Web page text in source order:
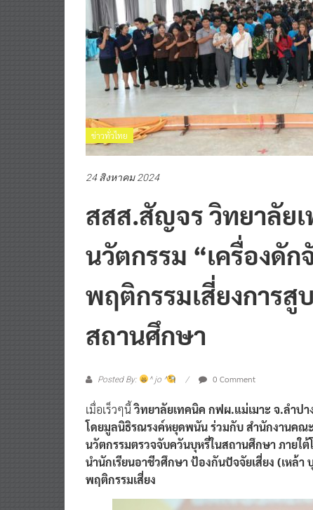
ข่าวทั่วไทย
24 สิงหาคม 2024
สสส.สัญจร วิทยาลัย
นวัตกรรม “เครื่องดั
พฤติกรรมเสี่ยงการ
สถานศึกษา
Posted By: ^ jo ^ 0 Comment
เมื่อเร็วๆนี้วิทยาลัยเทคนิค กฟผ.แม่เมาะ จ.ลำป
โดยมูลนิธิรณรงค์หยุดพนัน ร่วมกับ สำนักงานคณ
นวัตกรรมตรวจจับควันบุหรี่ในสถานศึกษา ภายใ
นำนักเรียนอาชีวศึกษา ป้องกันปัจจัยเสี่ยง (เหล้
พฤติกรรมเสี่ยง